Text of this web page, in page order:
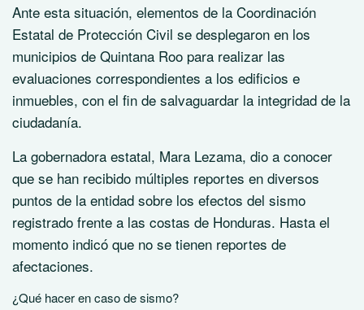
Ante esta situación, elementos de la Coordinación
Estatal de Protección Civil se desplegaron en los
municipios de Quintana Roo para realizar las
evaluaciones correspondientes a los edificios e
inmuebles, con el fin de salvaguardar la integridad de la
ciudadanía.
La gobernadora estatal, Mara Lezama, dio a conocer
que se han recibido múltiples reportes en diversos
puntos de la entidad sobre los efectos del sismo
registrado frente a las costas de Honduras. Hasta el
momento indicó que no se tienen reportes de
afectaciones.
¿Qué hacer en caso de sismo?